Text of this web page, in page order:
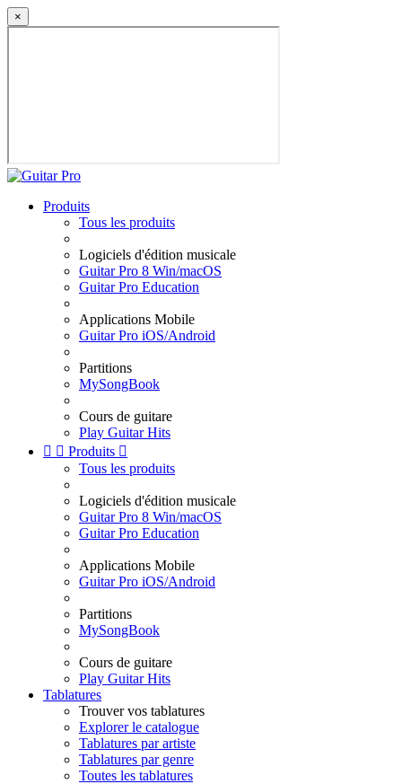
×
Produits
Tous les produits
Logiciels d'édition musicale
Guitar Pro 8 Win/macOS
Guitar Pro Education
Applications Mobile
Guitar Pro iOS/Android
Partitions
MySongBook
Cours de guitare
Play Guitar Hits
  Produits 
Tous les produits
Logiciels d'édition musicale
Guitar Pro 8 Win/macOS
Guitar Pro Education
Applications Mobile
Guitar Pro iOS/Android
Partitions
MySongBook
Cours de guitare
Play Guitar Hits
Tablatures
Trouver vos tablatures
Explorer le catalogue
Tablatures par artiste
Tablatures par genre
Toutes les tablatures